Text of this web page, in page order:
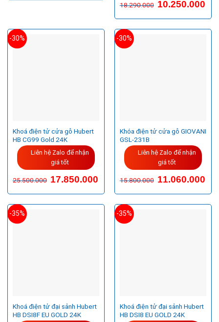
hạng5.005
18.290.000 10.250.000
-30%
Khoá điện tử cửa gỗ Hubert
HB CG99 Gold 24K
Liên hệ Zalo để nhận
giá tốt
25.500.000 Giá
gốc
25.500.000VND.
17.850.000Giá
hiện
là:
17.850.000VND.
-30%
Khóa điện tử cửa gỗ GIOVANI
GSL-231B
Liên hệ Zalo để nhận
giá tốt
15.800.000 Giá
gốc
15.800.000VND.
11.060.000Giá
hiện
là:
-35%
Khoá điện tử đại sảnh Hubert
HB DSI8F EU GOLD 24K
-35%
Khoá điện tử đại sảnh Hubert
HB DSI8 EU GOLD 24K